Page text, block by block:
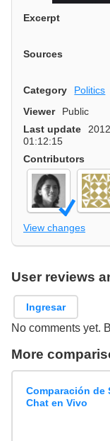
Excerpt
Sources
Category Politics
Viewer
Public
Last update
01:12:15
Contributors
View changes
User reviews
Ingresar
No comments yet.
More
Comparación de
Chat en Vivo